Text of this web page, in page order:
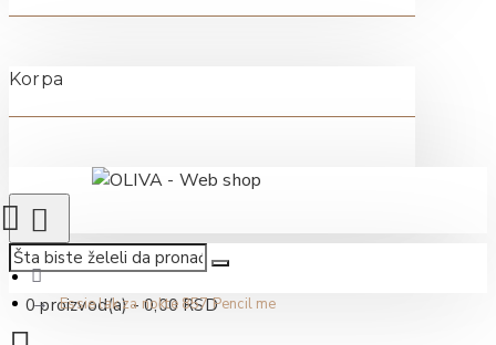
Korpa
0 proizvod(a) - 0,00 RSD
Essie lak za nokte 857 Pencil me